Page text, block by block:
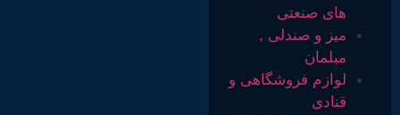
های صنعتی
میز و صندلی ,
مبلمان
لوازم فروشگاهی و
قنادی